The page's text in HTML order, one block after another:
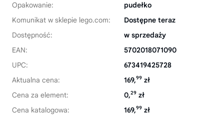
Opakowanie:
pudełko
Komunikat w sklepie lego.com:
Dostępne teraz
Dostępność:
w sprzedaży
EAN:
5702018071090
UPC:
673419425728
Aktualna cena:
169,99 zł
Cena za element:
0,29 zł
Cena katalogowa:
169,99 zł